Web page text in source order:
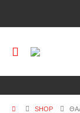
SHOP